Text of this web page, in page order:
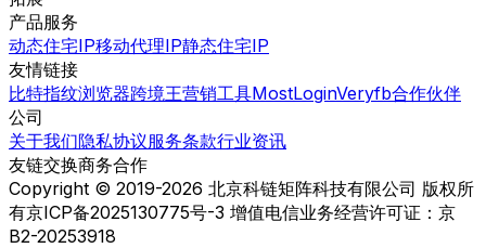
产品服务
动态住宅IP移动代理IP静态住宅IP
友情链接
比特指纹浏览器跨境王营销工具MostLoginVeryfb合作伙伴
公司
关于我们隐私协议服务条款行业资讯
友链交换商务合作
Copyright © 2019-2026 北京科链矩阵科技有限公司 版权所
有京ICP备2025130775号-3 增值电信业务经营许可证：京
B2-20253918